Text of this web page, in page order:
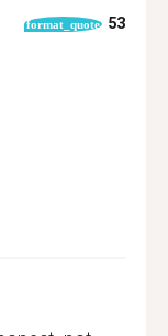
format_quote 53